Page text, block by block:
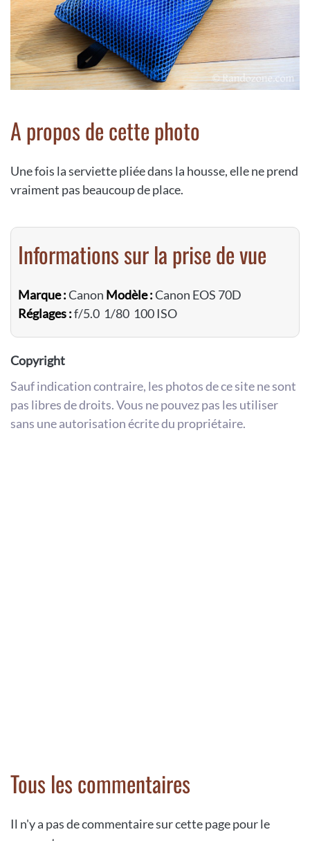
A propos de cette photo
Une fois la serviette pliée dans la housse, elle ne prend
vraiment pas beaucoup de place.
Informations sur la prise de vue
Marque :Canon Modèle :Canon EOS 70D
Réglages :f/5.0 1/80 100 ISO
Copyright
Sauf indication contraire, les photos de ce site ne sont
pas libres de droits. Vous ne pouvez pas les utiliser
sans une autorisation écrite du propriétaire.
Tous les commentaires
Il n'y a pas de commentaire sur cette page pour le